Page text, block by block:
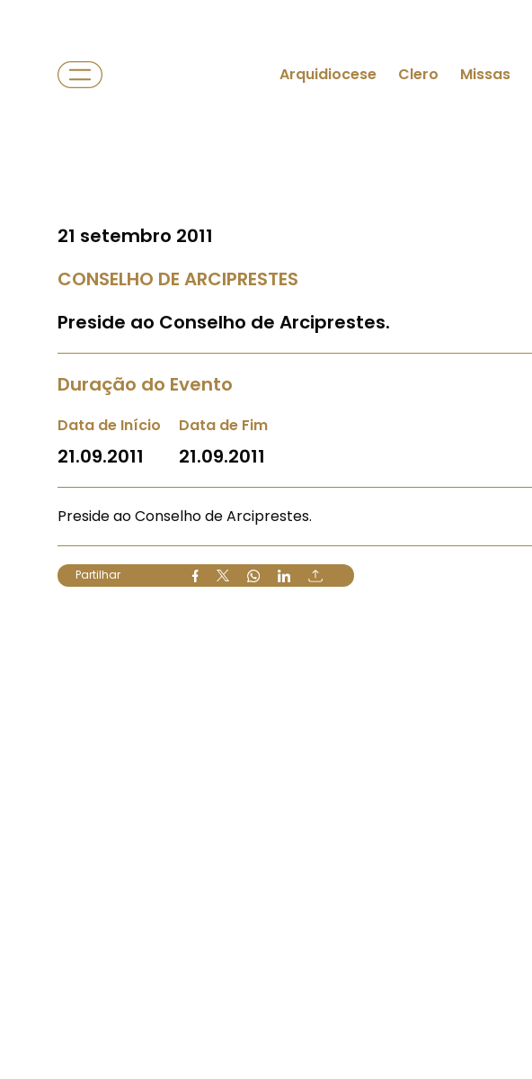
Arquidiocese Clero Missas
21 setembro 2011
CONSELHO DE ARCIPRESTES
Preside ao Conselho de Arciprestes.
Duração do Evento
Data de Início
21.09.2011
Data de Fim
21.09.2011
Preside ao Conselho de Arciprestes.
Partilhar